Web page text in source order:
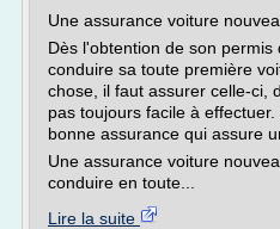
Une assurance voiture
Dès l'obtention de son
conduire sa toute première
chose, il faut assurer celle-ci,
pas toujours facile à
bonne assurance qui assure
Une assurance voiture
conduire en toute...
Lire la suite